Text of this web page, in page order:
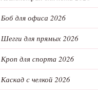
Боб для офиса 2026
Шегги для прямых 2026
Кроп для спорта 2026
Каскад с челкой 2026